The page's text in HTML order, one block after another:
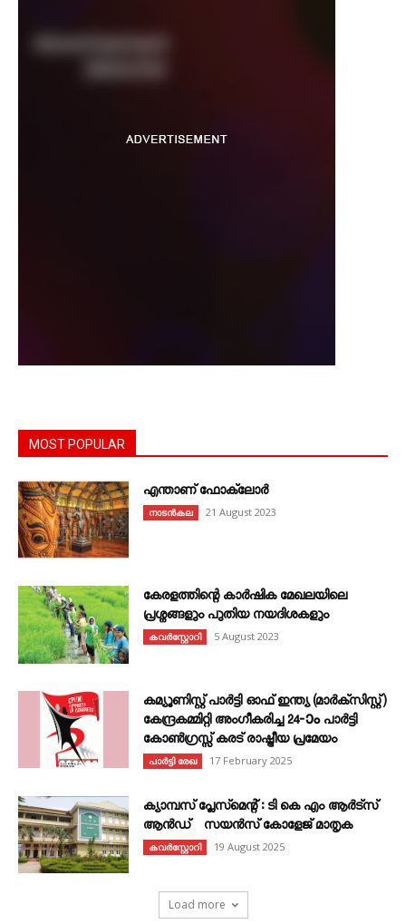
MOST POPULAR
എന്താണ്‌ ഫോക്‌ലോർ
നാടൻകല 21 August 2023
കേരളത്തിന്റെ കാർഷിക മേഖലയിലെ
പ്രശ്നങ്ങളും പുതിയ നയദിശകളും
കവര്‍സ്റ്റോറി 5 August 2023
കമ്യൂണിസ്റ്റ് പാർട്ടി ഓഫ് ഇന്ത്യ (മാർക്സിസ്റ്റ്)
കേന്ദ്രകമ്മിറ്റി അംഗീകരിച്ച 24‐ാം പാർട്ടി
കോൺഗ്രസ്സ് കരട് രാഷ്ട്രീയ പ്രമേയം
പാർട്ടി രേഖ 17 February 2025
ക്യാമ്പസ് പ്ലേസ്മെന്റ് : ടി കെ എം ആർട്സ്
ആൻഡ് സയൻസ് കോളേജ് മാതൃക
കവര്‍സ്റ്റോറി 19 August 2025
Load more